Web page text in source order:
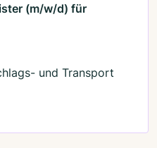
(m/w/d) für
und Transport